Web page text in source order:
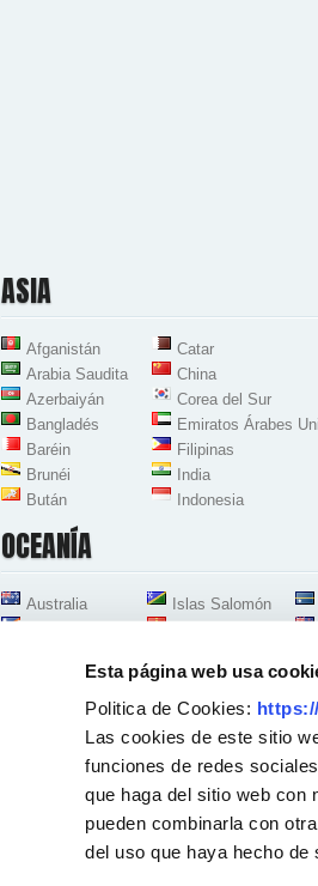
Esta página web usa
Politica de Cookies:
Las cookies de este sitio
funciones de redes
que haga del sitio web con
pueden combinarla con
del uso que haya hecho de
ASIA
Afganistán
Arabia Saudita
Azerbaiyán
Bangladés
Baréin
Brunéi
Bután
Catar
China
Corea del Sur
Emiratos Árabes
Filipinas
India
Indonesia
OCEANÍA
Australia
Islas Salomón
Oficinas Centrales Zona Aeropuerto-Coslada
Avenida de la Industria 38, Nave D-8
28823 Coslada - Madrid - España
91 167 96 30-91 428 54 78-91 127
Horario atención telefónica: [Lunes a Viernes]